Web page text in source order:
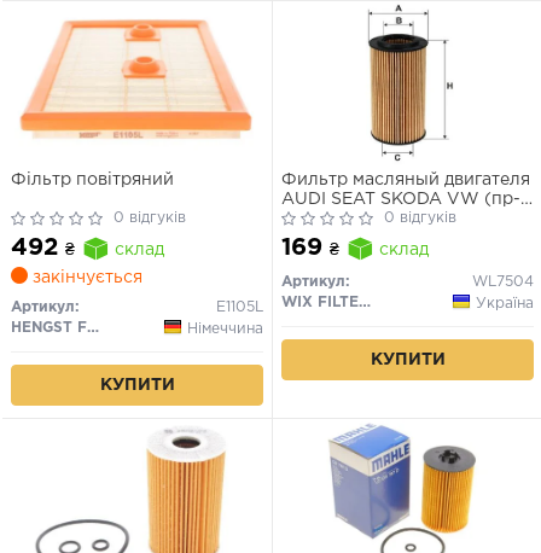
Фільтр повітряний
0 відгуків
492 ₴
склад
закінчується
Артикул:
E1105L
HENGST FILTER
Німеччина
КУПИТИ
Фильтр масляный двигателя
AUDI SEAT SKODA VW (пр-
во WIX-Filtron)0 відгуків
169 ₴ склад
Артикул:
WL7504
WIX FILTERS
Україна
КУПИТИ